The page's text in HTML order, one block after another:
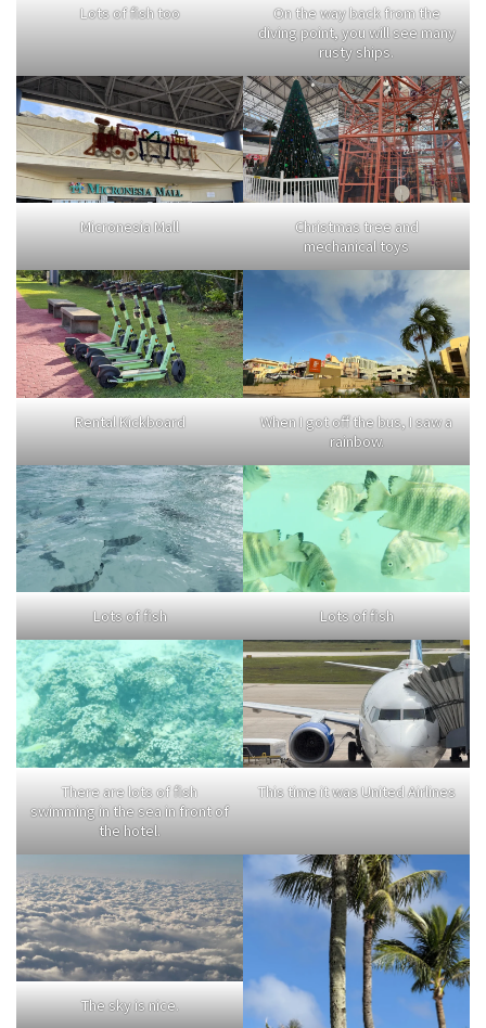
Lots of fish too
On the way back from the
diving point, you will see many
rusty ships.
Micronesia Mall
Christmas tree and
mechanical toys
Rental Kickboard
When I got off the bus, I saw a
rainbow.
Lots of fish Lots of fish
There are lots of fish
swimming in the sea in front of
the hotel.
This time it was United Airlines
The sky is nice.